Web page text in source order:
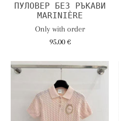
ПУЛОВЕР БЕЗ РЪКАВИ
MARINIÈRE
Only with order
95.00 €